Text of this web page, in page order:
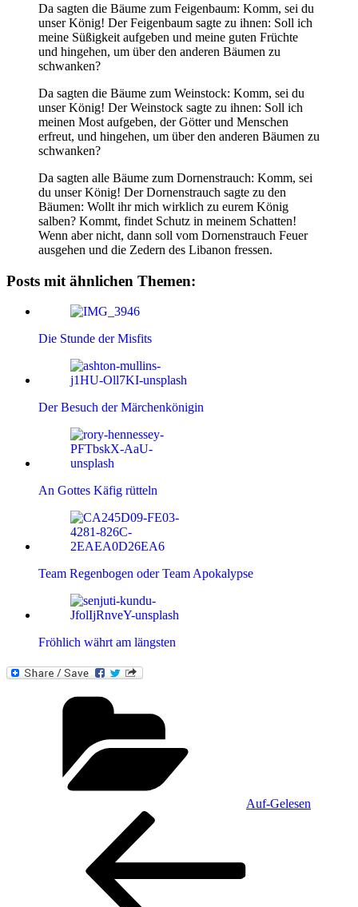
Da sagten die Bäume zum Feigenbaum: Komm, sei du
unser König! Der Feigenbaum sagte zu ihnen: Soll ich
meine Süßigkeit aufgeben und meine guten Früchte
und hingehen, um über den anderen Bäumen zu
schwanken?
Da sagten die Bäume zum Weinstock: Komm, sei du
unser König! Der Weinstock sagte zu ihnen: Soll ich
meinen Most aufgeben, der Götter und Menschen
erfreut, und hingehen, um über den anderen Bäumen zu
schwanken?
Da sagten alle Bäume zum Dornenstrauch: Komm, sei
du unser König! Der Dornenstrauch sagte zu den
Bäumen: Wollt ihr mich wirklich zu eurem König
salben? Kommt, findet Schutz in meinem Schatten!
Wenn aber nicht, dann soll vom Dornenstrauch Feuer
ausgehen und die Zedern des Libanon fressen.
Posts mit ähnlichen Themen:
Die Stunde der Misfits
Der Besuch der Märchenkönigin
An Gottes Käfig rütteln
Team Regenbogen oder Team Apokalypse
Fröhlich währt am längsten
Auf-Gelesen
Beitragsnavigation